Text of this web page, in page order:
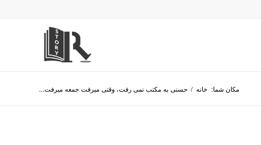
مکان شما: خانه / حسنی به مکتب نمی رفت، وقتی میرفت جمعه میرفت...